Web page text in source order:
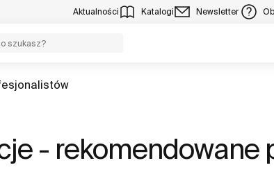
Aktualności Katalogi Newsletter
- rekomendowane